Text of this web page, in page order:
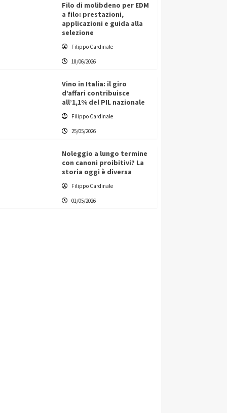
Filo di molibdeno per EDM
a filo: prestazioni,
applicazioni e guida alla
selezione
Filippo Cardinale
18/06/2026
Vino in Italia: il giro
d’affari contribuisce
all’1,1% del PIL nazionale
Filippo Cardinale
25/05/2026
Noleggio a lungo termine
con canoni proibitivi? La
storia oggi è diversa
Filippo Cardinale
01/05/2026